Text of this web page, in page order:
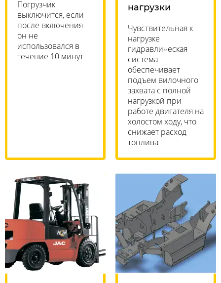
Погрузчик
выключится, если
после включения
он не
использовался в
течение 10 минут
нагрузки
Чувствительная к
нагрузке
гидравлическая
система
обеспечивает
подъем вилочного
захвата с полной
нагрузкой при
работе двигателя на
холостом ходу, что
снижает расход
топлива